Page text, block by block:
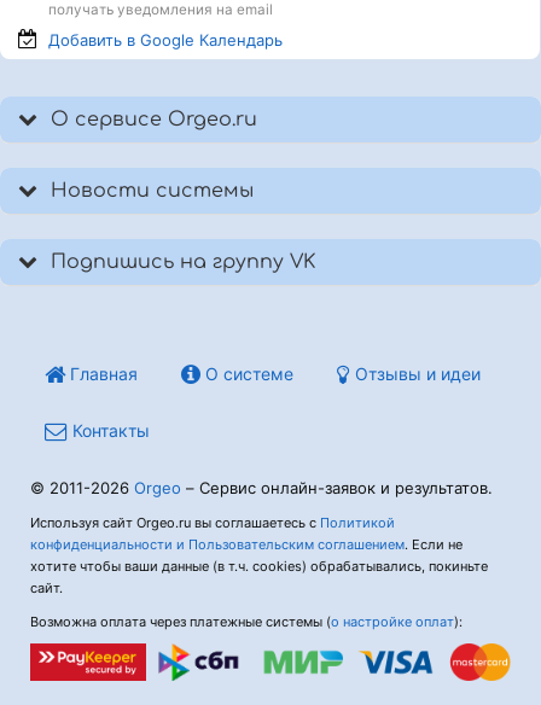
получать уведомления на email
Добавить в Google Календарь
О сервисе Orgeo.ru
Новости системы
Подпишись на группу VK
Главная О системе Отзывы и идеи
Контакты
© 2011-2026 Orgeo – Сервис онлайн-заявок и результатов.
Используя сайт Orgeo.ru вы соглашаетесь с Политикой
конфиденциальности и Пользовательским соглашением. Если не
хотите чтобы ваши данные (в т.ч. cookies) обрабатывались, покиньте
сайт.
Возможна оплата через платежные системы (о настройке оплат):